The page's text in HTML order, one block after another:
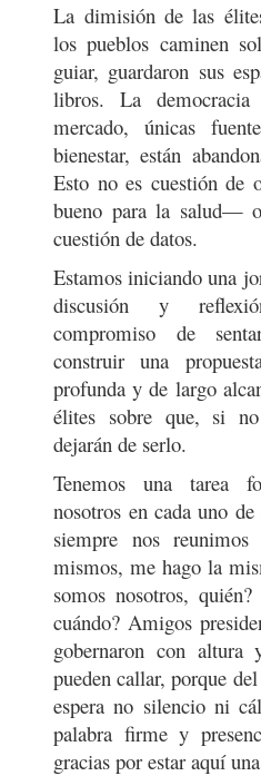
La dimisión de las
los pueblos caminen
guiar, guardaron sus
libros. La
mercado, únicas
bienestar, están
Esto no es cuestión
bueno para la salud—
cuestión de datos.
Estamos iniciando una
discusión y
compromiso de
construir una
profunda y de largo
élites sobre que, si
dejarán de serlo.
Tenemos una tarea
nosotros en cada uno
siempre nos
mismos, me hago la
somos nosotros,
cuándo? Amigos
gobernaron con
pueden callar, porque
espera no silencio ni
palabra firme y
gracias por estar aquí